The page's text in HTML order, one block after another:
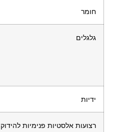
חומר
גלגלים
ידיות
רצועות אלסטיות פנימיות להידוק